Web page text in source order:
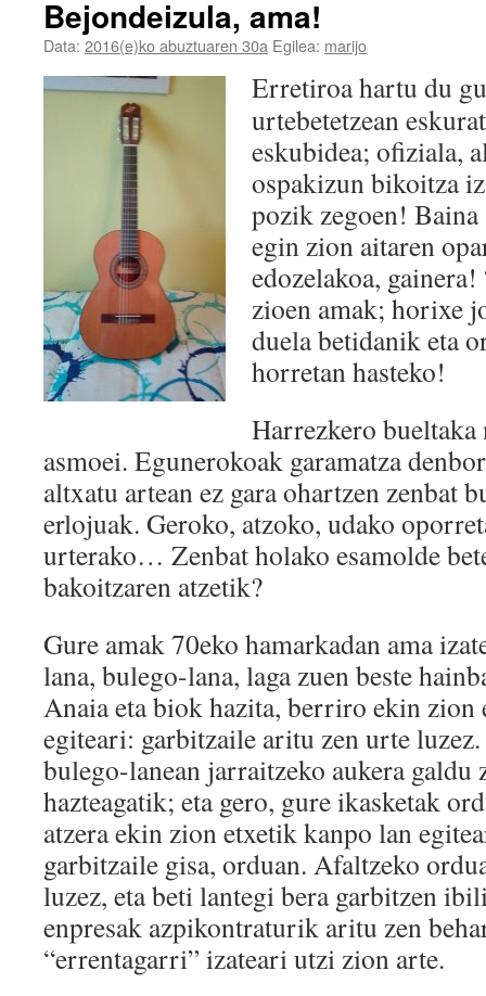
Bejondeizula, ama!
Data: 2016(e)ko abuztuaren 30a Egilea: marijo
Erretiroa hartu du
urtebetetzean
eskubidea; ofiziala,
ospakizun bikoitza
pozik zegoen!
egin zion aitaren
edozelakoa,
zioen amak; horixe
duela betidanik eta
horretan hasteko!
Harrezkero
asmoei. Egunerokoak garamatza
altxatu artean ez gara ohartzen zenbat
erlojuak. Geroko, atzoko, udako
urterako… Zenbat holako esamolde
bakoitzaren atzetik?
Gure amak 70eko hamarkadan ama
lana, bulego-lana, laga zuen beste
Anaia eta biok hazita, berriro ekin zion
egiteari: garbitzaile aritu zen urte
bulego-lanean jarraitzeko aukera galdu
hazteagatik; eta gero, gure ikasketak
atzera ekin zion etxetik kanpo lan
garbitzaile gisa, orduan. Afaltzeko
luzez, eta beti lantegi bera garbitzen
enpresak azpikontraturik aritu zen
“errentagarri” izateari utzi zion arte.